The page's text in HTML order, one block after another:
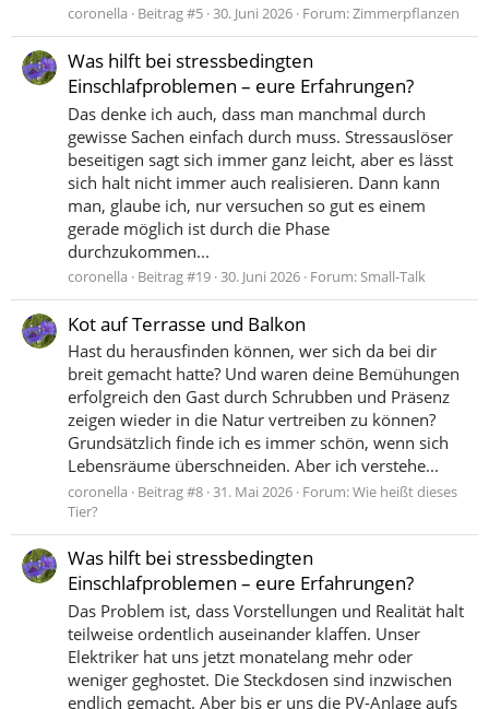
coronella Beitrag #5 30. Juni 2026 Forum:Zimmerpflanzen
Was hilft bei stressbedingten
Einschlafproblemen – eure Erfahrungen?
Das denke ich auch, dass man manchmal durch
gewisse Sachen einfach durch muss. Stressauslöser
beseitigen sagt sich immer ganz leicht, aber es lässt
sich halt nicht immer auch realisieren. Dann kann
man, glaube ich, nur versuchen so gut es einem
gerade möglich ist durch die Phase
durchzukommen...
coronella Beitrag #19 30. Juni 2026 Forum:Small-Talk
Kot auf Terrasse und Balkon
Hast du herausfinden können, wer sich da bei dir
breit gemacht hatte? Und waren deine Bemühungen
erfolgreich den Gast durch Schrubben und Präsenz
zeigen wieder in die Natur vertreiben zu können?
Grundsätzlich finde ich es immer schön, wenn sich
Lebensräume überschneiden. Aber ich verstehe...
coronella Beitrag #8 31. Mai 2026 Forum:Wie heißt dieses
Tier?
Was hilft bei stressbedingten
Einschlafproblemen – eure Erfahrungen?
Das Problem ist, dass Vorstellungen und Realität halt
teilweise ordentlich auseinander klaffen. Unser
Elektriker hat uns jetzt monatelang mehr oder
weniger geghostet. Die Steckdosen sind inzwischen
endlich gemacht. Aber bis er uns die PV-Anlage aufs